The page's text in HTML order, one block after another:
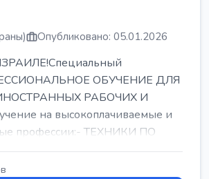
Опубликовано: 05.01.2026
ОБУЧЕНИЕ ДЛЯ
РАБОЧИХ И
на высокоплачиваемые и
профессии:- ТЕХНИКИ ПО
...